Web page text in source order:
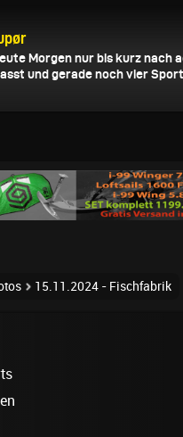
Morgen nur bis kurz nach
und gerade noch vier
15.11.2024 - Fischfabrik